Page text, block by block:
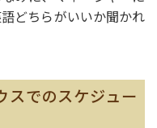
どちらがいいか聞かれ
スでのスケジュー